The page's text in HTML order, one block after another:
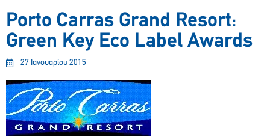
Porto Carras Grand Resort:
Green Key Eco Label Awards
27 Ιανουαρίου 2015